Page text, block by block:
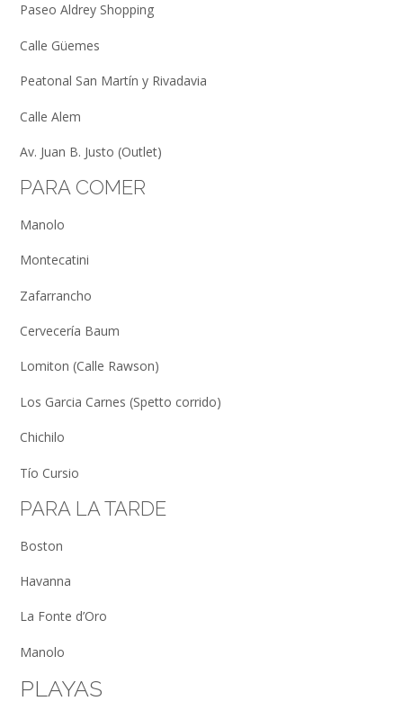
Paseo Aldrey Shopping
Calle Güemes
Peatonal San Martín y Rivadavia
Calle Alem
Av. Juan B. Justo (Outlet)
PARA COMER
Manolo
Montecatini
Zafarrancho
Cervecería Baum
Lomiton (Calle Rawson)
Los Garcia Carnes (Spetto corrido)
Chichilo
Tío Cursio
PARA LA TARDE
Boston
Havanna
La Fonte d’Oro
Manolo
PLAYAS